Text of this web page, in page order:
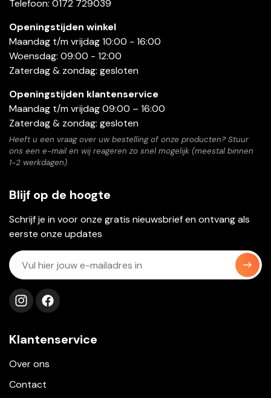
Telefoon: 0172 729039
Openingstijden winkel
Maandag t/m vrijdag 10:00 - 16:00
Woensdag: 09:00 - 12:00
Zaterdag & zondag: gesloten
Openingstijden klantenservice
Maandag t/m vrijdag 09:00 – 16:00
Zaterdag & zondag: gesloten
Heeft u een vraag over uw bestelling of onze producten? Stuur
ons een e-mail en wij reageren zo snel mogelijk (meestal binnen
1-2 werkdagen).
Blijf op de hoogte
Schrijf je in voor onze gratis nieuwsbrief en ontvang als
eerste onze updates
Volg ons op instagram
Volg ons op facebook
Klantenservice
Over ons
Contact